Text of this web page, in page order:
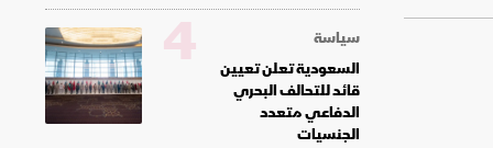
سياسة
السعودية تعلن تعيين
قائد للتحالف البحري
الدفاعي متعدد
الجنسيات
4